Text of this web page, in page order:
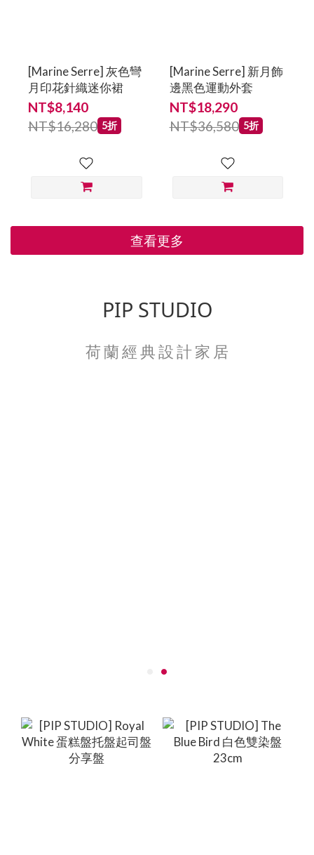
[Marine Serre] 灰色彎
月印花針織迷你裙
NT$8,140
NT$16,280 5折
[Marine Serre] 新月飾
邊黑色運動外套
NT$18,290
NT$36,580 5折
查看更多
PIP STUDIO
荷 蘭 經 典 設 計 家 居